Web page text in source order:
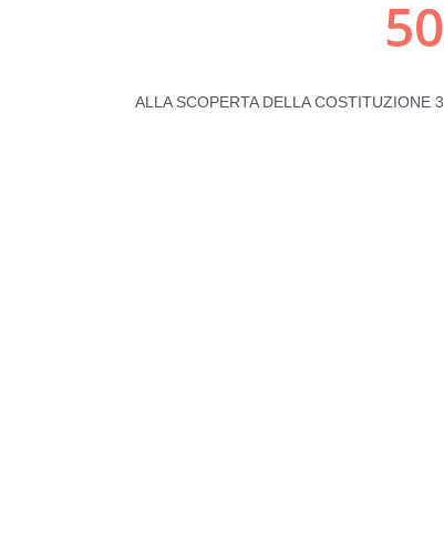
ALLA SCOPERTA DELLA COSTITUZIONE 3